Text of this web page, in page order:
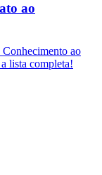
ao
Conhecimento ao
lista completa!